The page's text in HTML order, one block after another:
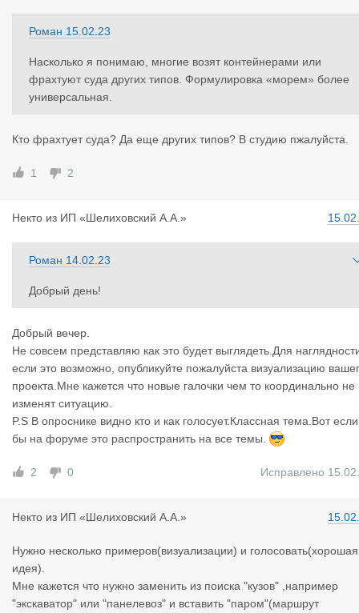
Роман 15.02.23
Насколько я понимаю, многие возят контейнерами или
фрахтуют суда других типов. Формулировка «морем» более
универсальная.
Кто фрахтует суда? Да еще других типов? В студию пжалуйста.
1 2
Некто из ИП «Шелиховский А.А.»
Роман 14.02.23
Добрый день!
[ ] Перевозка по морю, [ ] у меня есть бронь.
В «транспорте» соответсвенно:
[ ] Возможна перевозка по морю, [ ] у меня есть бронь.
В поисковом фильтре вместо парома появятся: [ ] Морем, [ ] е
сть бронь.
Добрый вечер.
Не совсем представляю как это будет выглядеть.Для
если это возможно, опубликуйте пожалуйста визуализацию
проекта.Мне кажется что новые галочки чем то координально не
изменят ситуацию.
P.S В опроснике видно кто и как голосует.Классная тема.Вот если
бы на форуме это распространить на все темы.
2 0 Исправлено
Некто из ИП «Шелиховский А.А.»
Нужно несколько примеров(визуализации) и голосовать(хорошая
идея).
Мне кажется что нужно заменить из поиска "кузов" ,например
"экскаватор" или "панелевоз" и вставить "паром"(маршрут